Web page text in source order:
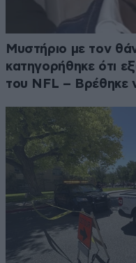
Μυστήριο με τον
κατηγορήθηκε ότι
του NFL – Βρέθηκε